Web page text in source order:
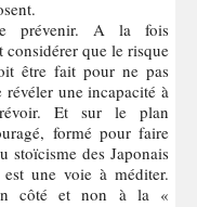
prévenir. A la fois
que le risque
être fait pour ne pas
révéler une incapacité à
Et sur le plan
formé pour faire
stoïcisme des Japonais
une voie à méditer.
côté et non à la «